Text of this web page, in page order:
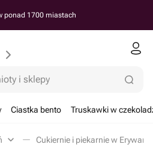
ponad 1700 miastach
i sklepy
Ciastka bento Truskawki w
Cukiernie i piekarnie w Erywań